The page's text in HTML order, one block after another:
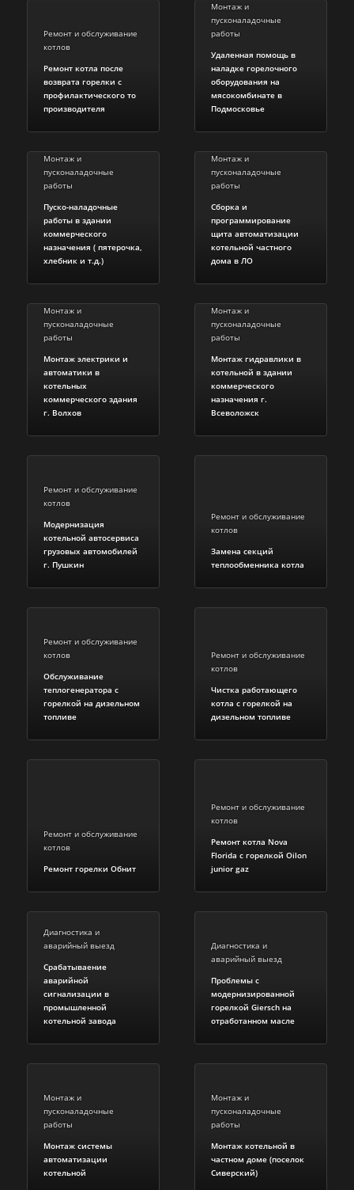
Ремонт и обслуживание
котлов
Ремонт котла после
возврата горелки с
профилактического то
производителя
Монтаж и
пусконаладочные
работы
Удаленная помощь в
наладке горелочного
оборудования на
мясокомбинате в
Подмосковье
Монтаж и
пусконаладочные
работы
Пуско-наладочные
работы в здании
коммерческого
назначения ( пятерочка,
хлебник и т.д.)
Монтаж и
пусконаладочные
работы
Сборка и
программирование
щита автоматизации
котельной частного
дома в ЛО
Монтаж и
пусконаладочные
работы
Монтаж электрики и
автоматики в
котельных
коммерческого здания
г. Волхов
Монтаж и
пусконаладочные
работы
Монтаж гидравлики в
котельной в здании
коммерческого
назначения г.
Всеволожск
Ремонт и обслуживание
котлов
Модернизация
котельной автосервиса
грузовых автомобилей
г. Пушкин
Ремонт и обслуживание
котлов
Замена секций
теплообменника котла
Ремонт и обслуживание
котлов
Обслуживание
теплогенератора с
горелкой на дизельном
топливе
Ремонт и обслуживание
котлов
Чистка работающего
котла с горелкой на
дизельном топливе
Ремонт и обслуживание
котлов
Ремонт горелки Обнит
Ремонт и обслуживание
котлов
Ремонт котла Nova
Florida c горелкой Oilon
junior gaz
Диагностика и
аварийный выезд
Срабатываение
аварийной
сигнализации в
промышленной
котельной завода
Диагностика и
аварийный выезд
Проблемы с
модернизированной
горелкой Giersch на
отработанном масле
Монтаж и
пусконаладочные
работы
Монтаж системы
автоматизации
котельной
Монтаж и
пусконаладочные
работы
Монтаж котельной в
частном доме (поселок
Сиверский)